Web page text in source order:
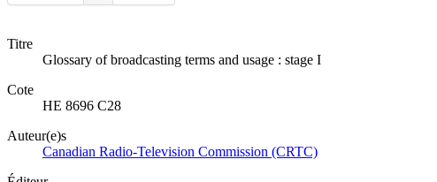
Titre
Glossary of broadcasting terms and usage : stage I
Cote
HE 8696 C28
Auteur(e)s
Canadian Radio-Television Commission (CRTC)